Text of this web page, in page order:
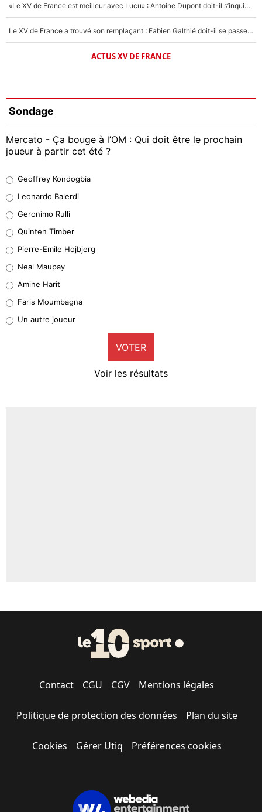
«Le XV de France est meilleur avec Lucu» : Antoine Dupont doit-il s’inquiéter pour sa place ?
Le XV de France a trouvé son remplaçant : Fabien Galthié doit-il se passer d'Antoine Dupont ?
ACTUS XV DE FRANCE
Sondage
Mercato - Ça bouge à l’OM : Qui doit être le prochain
joueur à partir cet été ?
38%
32%
5%
1%
9%
Geoffrey Kondogbia
Leonardo Balerdi
Geronimo Rulli
Quinten Timber
Pierre-Emile Hojbjerg
Neal Maupay
Amine Harit
Faris Moumbagna
Un autre joueur
VOTER
Voir les résultats
Contact CGU CGV Mentions légales
Politique de protection des données Plan du site
Cookies Gérer Utiq Préférences cookies